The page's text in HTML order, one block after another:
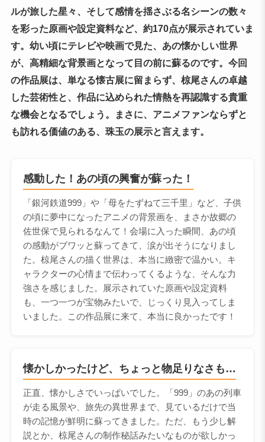
ルが旅した星々、そして感情を揺さぶる名シーンの数々
を彩った原画や設定資料など、約170点が展示されていま
す。幼い頃にテレビや映画で見た、あの懐かしい世界
が、高精細な背景画となって目の前に蘇るのです。今回
の作品展は、単なる懐古展に留まらず、椋尾さんの卓越
した芸術性と、作品に込められた情熱を再認識する貴重
な機会となるでしょう。まさに、アニメファンならずと
も訪れる価値のある、珠玉の展示と言えます。
感動した！あの頃の興奮が蘇った！
「銀河鉄道999」や「母をたずねて三千里」など、子供
の頃に夢中になったアニメの背景画を、まさか故郷の
佐世保で見られるなんて！会場に入った瞬間、あの頃
の感動がブワッと蘇ってきて、涙が出そうになりまし
た。椋尾さんの描く世界は、本当に緻密で温かい。キ
ャラクターの心情まで伝わってくるような、そんな力
強さを感じました。展示されていた原画や設定資料
も、一つ一つが宝物みたいで、じっくり見入ってしま
いました。この作品展に来て、本当に良かったです！
懐かしかったけど、ちょっと物足りなさも…
正直、懐かしさでいっぱいでした。「999」のあの列車
が走る風景や、旅先の異世界まで、見ているだけで当
時の記憶が鮮明に蘇ってきました。ただ、もう少し解
説とか、椋尾さんの制作秘話みたいなものが欲しかっ